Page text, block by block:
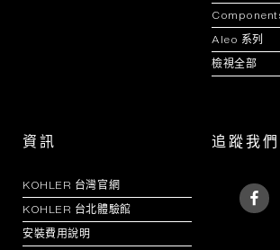
Aleo 系列
檢視全部
資訊
KOHLER 台灣官網
KOHLER 台北體驗館
安裝費用說明
追蹤我們